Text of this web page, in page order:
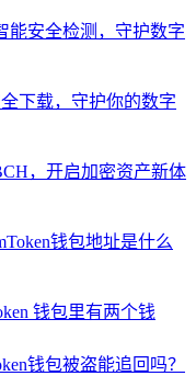
能安全检测，守护数字
下载，守护你的数字
，开启加密资产新体
钱包地址是什么
钱包里有两个钱
钱包被盗能追回吗？